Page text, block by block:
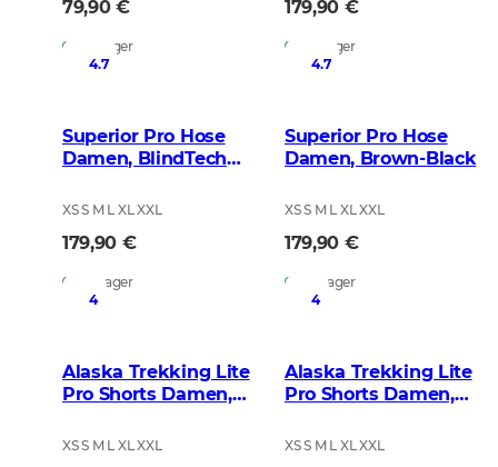
79,90 €
Auf Lager
179,90 €
Auf Lager
4.7
Superior Pro Hose
Damen, BlindTech
XS S M L XL XXL
179,90 €
Auf Lager
4.7
Superior Pro Hose
Damen, Brown-Black
XS S M L XL XXL
179,90 €
Auf Lager
4
Alaska Trekking Lite
Pro Shorts Damen,
XS S M L XL XXL
4
Alaska Trekking Lite
Pro Shorts Damen,
XS S M L XL XXL